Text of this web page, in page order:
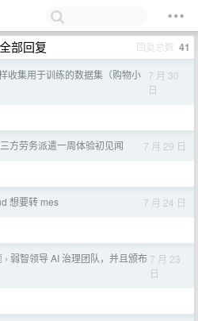
全部回复 回复总数 41
收集用于训练的数据集（购物小 7 月 30
日
方劳务派遣一周体验初见闻 7 月 29 日
想要转 mes 7 月 24 日
› 弱智领导 AI 治理团队，并且颁布 7 月 23
日